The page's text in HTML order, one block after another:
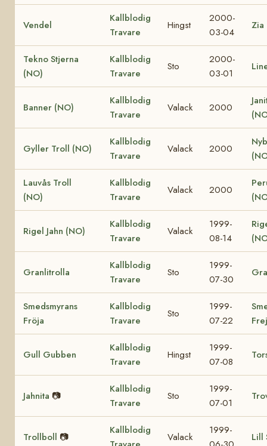
Vendel
Kallblodig
Travare
Hingst
2000-
03-04
Zia
Tekno Stjerna
(NO)
Kallblodig
Travare
Sto
2000-
03-01
Banner (NO)
Kallblodig
Travare
Valack 2000
Gyller Troll (NO)
Kallblodig
Travare
Valack 2000
Lauvås Troll
(NO)
Kallblodig
Travare
Valack 2000
Rigel Jahn (NO)
Kallblodig
Travare
Valack
1999-
08-14
Granlitrolla
Kallblodig
Travare
Sto
1999-
07-30
Smedsmyrans
Fröja
Kallblodig
Travare
Sto
1999-
07-22
Gull Gubben
Kallblodig
Travare
Hingst
1999-
07-08
Jahnita 📷
Kallblodig
Travare
Sto
1999-
07-01
Trollboll 📷
Kallblodig
Valack
1999-
Lill